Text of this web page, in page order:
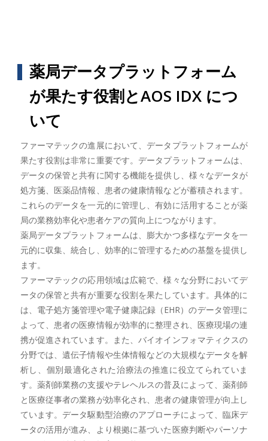
薬局データプラットフォーム
が果たす役割とAOS IDX につ
いて
ファーマテックの進展において、データプラットフォームが
果たす役割は非常に重要です。データプラットフォームは、
データの保管と共有に関する機能を提供し、様々なデータが
処方箋、医薬品情報、患者の健康情報などが蓄積されます。
これらのデータを一元的に管理し、有効に活用することが薬
局の業務効率化や患者ケアの質向上につながります。
薬局データプラットフォームは、膨大かつ多様なデータを一
元的に収集、統合し、効率的に管理するための基盤を提供し
ます。
ファーマテックの応用領域は広範で、様々な分野においてデ
ータの保管と共有が重要な役割を果たしています。具体的に
は、電子処方箋管理や電子健康記録（EHR）のデータ管理に
よって、患者の医療情報が効率的に整理され、医療現場の連
携が促進されています。また、バイオインフォマティクスの
分野では、遺伝子情報や生体情報などの大規模なデータを解
析し、個別最適化された治療法の推進に役立てられていま
す。薬剤師業務の支援やテレヘルスの普及によって、薬剤師
と医療従事者の業務が効率化され、患者の健康管理が向上し
ています。データ駆動型治療のアプローチによって、臨床デ
ータの活用が進み、より根拠に基づいた医療判断やパーソナ